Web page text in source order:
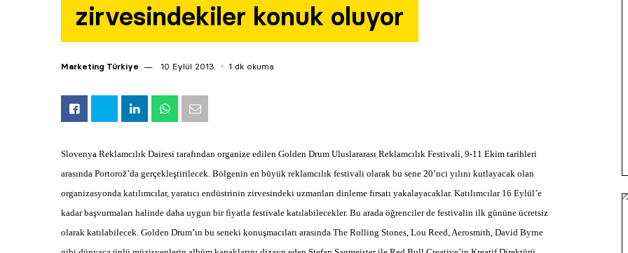
zirvesindekiler konuk oluyor
Marketing Türkiye 10 Eylül 2013 1 dk okuma
Slovenya Reklamcılık Dairesi tarafından organize edilen Golden Drum Uluslararası Reklamcılık Festivali, 9-11 Ekim tarihleri
arasında Portorož’da gerçekleştirilecek. Bölgenin en büyük reklamcılık festivali olarak bu sene 20’nci yılını kutlayacak olan
organizasyonda katılımcılar, yaratıcı endüstrinin zirvesindeki uzmanları dinleme fırsatı yakalayacaklar. Katılımcılar 16 Eylül’e
kadar başvurmaları halinde daha uygun bir fiyatla festivale katılabilecekler. Bu arada öğrenciler de festivalin ilk gününe ücretsiz
olarak katılabilecek. Golden Drum’ın bu seneki konuşmacıları arasında The Rolling Stones, Lou Reed, Aerosmith, David Byrne